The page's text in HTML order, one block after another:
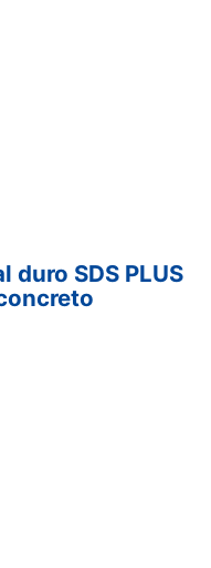
duro SDS PLUS